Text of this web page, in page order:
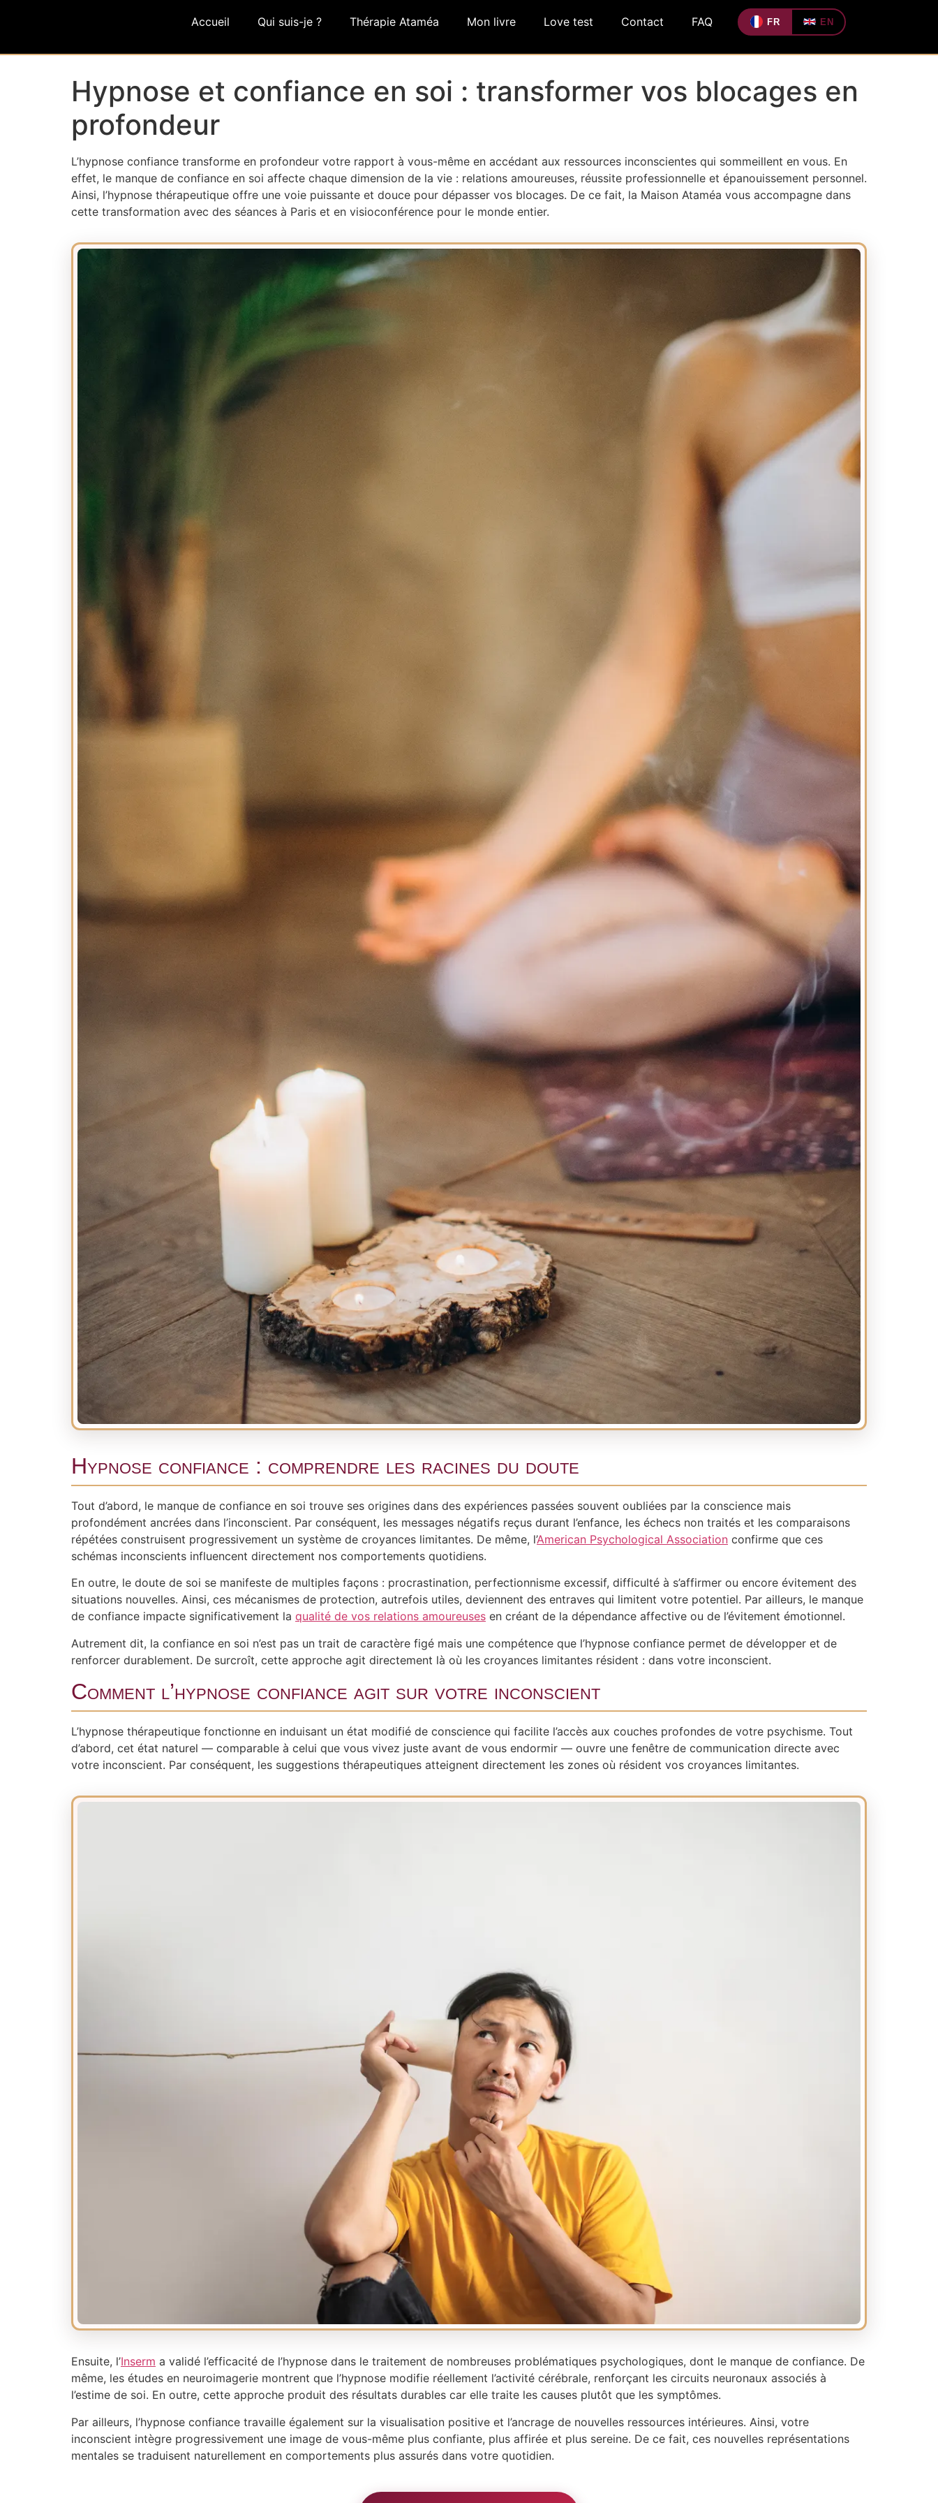
Accueil Qui suis-je ? Thérapie Ataméa Mon livre Love test Contact FAQ FR EN
Hypnose et confiance en soi : transformer vos blocages en
profondeur
L’hypnose confiance transforme en profondeur votre rapport à vous-même en accédant aux ressources inconscientes qui sommeillent en vous. En
effet, le manque de confiance en soi affecte chaque dimension de la vie : relations amoureuses, réussite professionnelle et épanouissement personnel.
Ainsi, l’hypnose thérapeutique offre une voie puissante et douce pour dépasser vos blocages. De ce fait, la Maison Ataméa vous accompagne dans
cette transformation avec des séances à Paris et en visioconférence pour le monde entier.
Hypnose confiance : comprendre les racines du doute
Tout d’abord, le manque de confiance en soi trouve ses origines dans des expériences passées souvent oubliées par la conscience mais
profondément ancrées dans l’inconscient. Par conséquent, les messages négatifs reçus durant l’enfance, les échecs non traités et les comparaisons
répétées construisent progressivement un système de croyances limitantes. De même, l’American Psychological Association confirme que ces
schémas inconscients influencent directement nos comportements quotidiens.
En outre, le doute de soi se manifeste de multiples façons : procrastination, perfectionnisme excessif, difficulté à s’affirmer ou encore évitement des
situations nouvelles. Ainsi, ces mécanismes de protection, autrefois utiles, deviennent des entraves qui limitent votre potentiel. Par ailleurs, le manque
de confiance impacte significativement la qualité de vos relations amoureuses en créant de la dépendance affective ou de l’évitement émotionnel.
Autrement dit, la confiance en soi n’est pas un trait de caractère figé mais une compétence que l’hypnose confiance permet de développer et de
renforcer durablement. De surcroît, cette approche agit directement là où les croyances limitantes résident : dans votre inconscient.
Comment l’hypnose confiance agit sur votre inconscient
L’hypnose thérapeutique fonctionne en induisant un état modifié de conscience qui facilite l’accès aux couches profondes de votre psychisme. Tout
d’abord, cet état naturel — comparable à celui que vous vivez juste avant de vous endormir — ouvre une fenêtre de communication directe avec
votre inconscient. Par conséquent, les suggestions thérapeutiques atteignent directement les zones où résident vos croyances limitantes.
Ensuite, l’Inserm a validé l’efficacité de l’hypnose dans le traitement de nombreuses problématiques psychologiques, dont le manque de confiance. De
même, les études en neuroimagerie montrent que l’hypnose modifie réellement l’activité cérébrale, renforçant les circuits neuronaux associés à
l’estime de soi. En outre, cette approche produit des résultats durables car elle traite les causes plutôt que les symptômes.
Par ailleurs, l’hypnose confiance travaille également sur la visualisation positive et l’ancrage de nouvelles ressources intérieures. Ainsi, votre
inconscient intègre progressivement une image de vous-même plus confiante, plus affirée et plus sereine. De ce fait, ces nouvelles représentations
mentales se traduisent naturellement en comportements plus assurés dans votre quotidien.